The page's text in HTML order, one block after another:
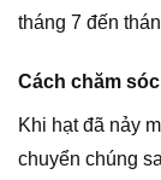
tháng 7 đến
Cách chăm
Khi hạt đã nảy
chuyển chúng